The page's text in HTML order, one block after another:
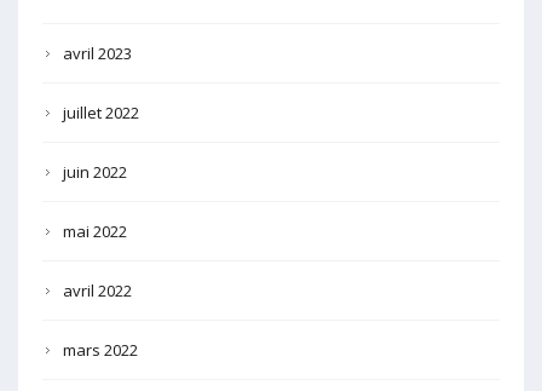
avril 2023
juillet 2022
juin 2022
mai 2022
avril 2022
mars 2022